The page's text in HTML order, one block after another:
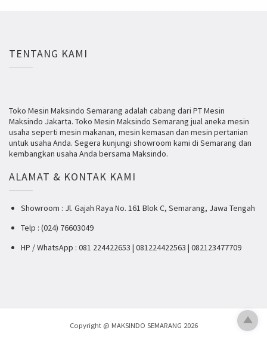
TENTANG KAMI
Toko Mesin Maksindo Semarang adalah cabang dari PT Mesin
Maksindo Jakarta. Toko Mesin Maksindo Semarang jual aneka mesin
usaha seperti mesin makanan, mesin kemasan dan mesin pertanian
untuk usaha Anda. Segera kunjungi showroom kami di Semarang dan
kembangkan usaha Anda bersama Maksindo.
ALAMAT & KONTAK KAMI
Showroom : Jl. Gajah Raya No. 161 Blok C, Semarang, Jawa Tengah
Telp : (024) 76603049
HP / WhatsApp : 081 224422653 | 081224422563 | 082123477709
Copyright @ MAKSINDO SEMARANG 2026